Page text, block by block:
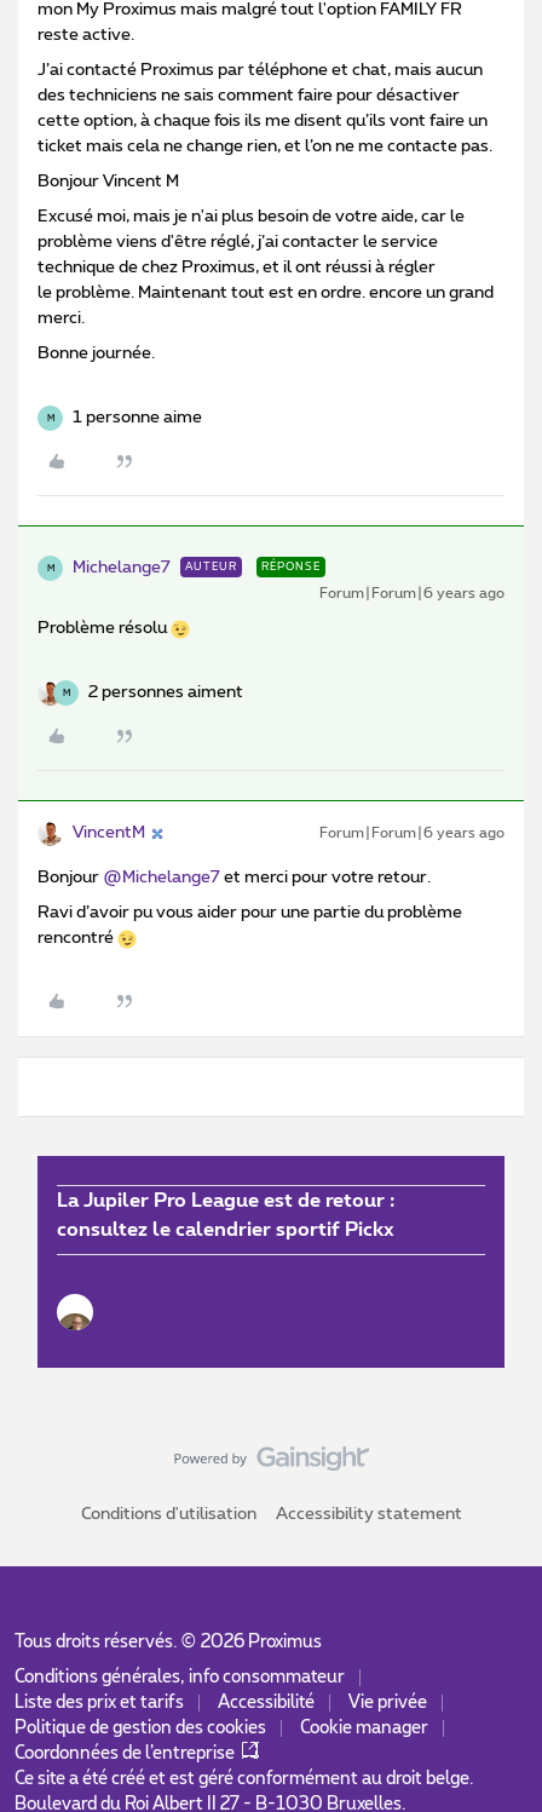
mon My Proximus mais malgré tout l'option FAMILY FR
reste active.
J’ai contacté Proximus par téléphone et chat, mais aucun
des techniciens ne sais comment faire pour désactiver
cette option, à chaque fois ils me disent qu’ils vont faire un
ticket mais cela ne change rien, et l’on ne me contacte pas.
Bonjour Vincent M
Excusé moi, mais je n'ai plus besoin de votre aide, car le
problème viens d'être réglé, j’ai contacter le service
technique de chez Proximus, et il ont réussi à régler
le problème. Maintenant tout est en ordre. encore un grand
merci.
Bonne journée.
M 1 personne aime
M Michelange7 AUTEUR RÉPONSE
Forum|Forum|6 years ago
Problème résolu
M 2 personnes aiment
VincentM Forum|Forum|6 years ago
Bonjour @Michelange7 et merci pour votre retour.
Ravi d’avoir pu vous aider pour une partie du problème
rencontré
La Jupiler Pro League est de retour :
consultez le calendrier sportif Pickx
Conditions d'utilisation Accessibility statement
Tous droits réservés. © 2026Proximus
Conditions générales, info consommateur
Liste des prix et tarifs
Accessibilité
Vie privée
Politique de gestion des cookies
Cookie manager
Coordonnées de l’entreprise
Ce site a été créé et est géré conformément au droit belge.
Boulevard du Roi Albert II 27 - B-1030 Bruxelles.